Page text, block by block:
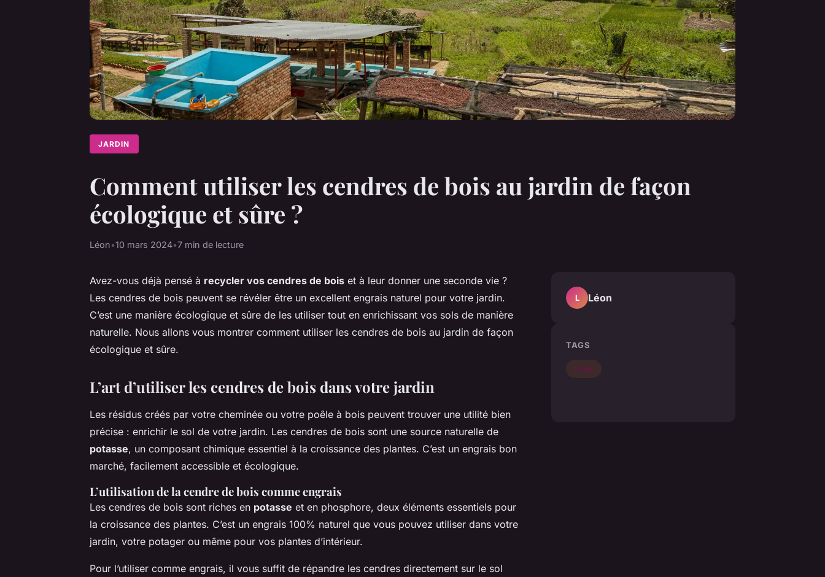
JARDIN
Comment utiliser les cendres de bois au jardin de façon
écologique et sûre ?
Léon•10 mars 2024•7 min de lecture
Avez-vous déjà pensé à recycler vos cendres de bois et à leur donner une seconde vie ?
Les cendres de bois peuvent se révéler être un excellent engrais naturel pour votre jardin.
C’est une manière écologique et sûre de les utiliser tout en enrichissant vos sols de manière
naturelle. Nous allons vous montrer comment utiliser les cendres de bois au jardin de façon
écologique et sûre.
L’art d’utiliser les cendres de bois dans votre jardin
Les résidus créés par votre cheminée ou votre poêle à bois peuvent trouver une utilité bien
précise : enrichir le sol de votre jardin. Les cendres de bois sont une source naturelle de
potasse, un composant chimique essentiel à la croissance des plantes. C’est un engrais bon
marché, facilement accessible et écologique.
L’utilisation de la cendre de bois comme engrais
Les cendres de bois sont riches en potasse et en phosphore, deux éléments essentiels pour
la croissance des plantes. C’est un engrais 100% naturel que vous pouvez utiliser dans votre
jardin, votre potager ou même pour vos plantes d’intérieur.
Pour l’utiliser comme engrais, il vous suffit de répandre les cendres directement sur le sol
L Léon
TAGS
Jardin